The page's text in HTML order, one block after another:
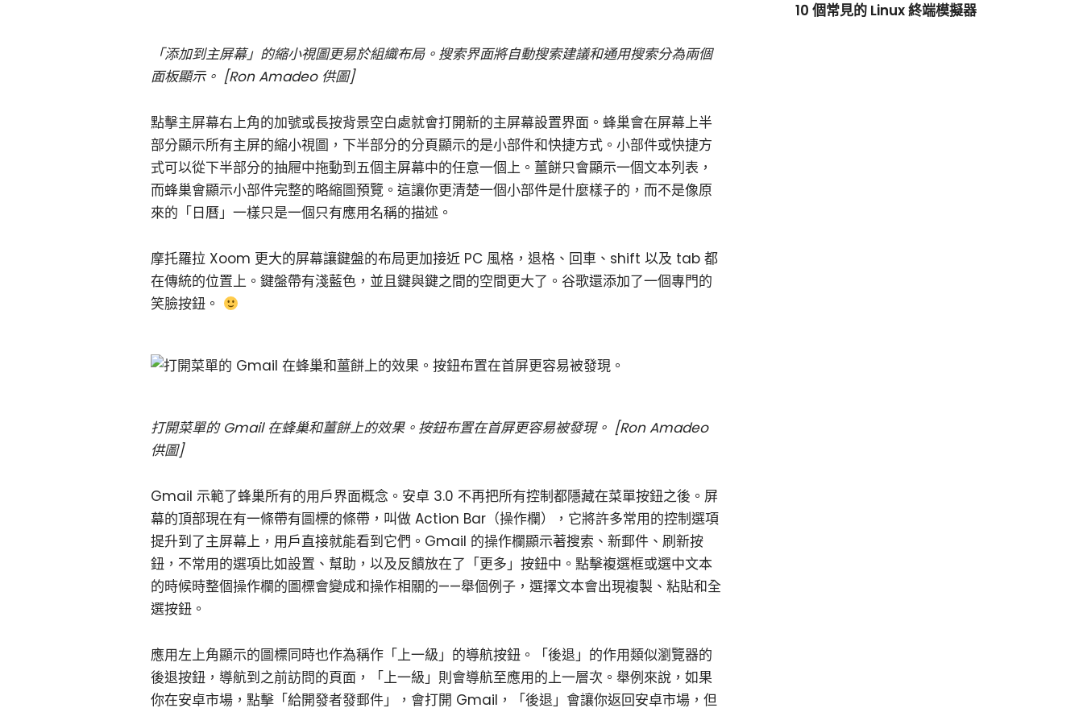
「添加到主屏幕」的縮小視圖更易於組織布局。搜索界面將自動搜索建議和通用搜索分為兩個
面板顯示。 [Ron Amadeo 供圖]
點擊主屏幕右上角的加號或長按背景空白處就會打開新的主屏幕設置界面。蜂巢會在屏幕上半
部分顯示所有主屏的縮小視圖，下半部分的分頁顯示的是小部件和快捷方式。小部件或快捷方
式可以從下半部分的抽屜中拖動到五個主屏幕中的任意一個上。薑餅只會顯示一個文本列表，
而蜂巢會顯示小部件完整的略縮圖預覽。這讓你更清楚一個小部件是什麼樣子的，而不是像原
來的「日曆」一樣只是一個只有應用名稱的描述。
摩托羅拉 Xoom 更大的屏幕讓鍵盤的布局更加接近 PC 風格，退格、回車、shift 以及 tab 都
在傳統的位置上。鍵盤帶有淺藍色，並且鍵與鍵之間的空間更大了。谷歌還添加了一個專門的
笑臉按鈕。
打開菜單的 Gmail 在蜂巢和薑餅上的效果。按鈕布置在首屏更容易被發現。 [Ron Amadeo
供圖]
Gmail 示範了蜂巢所有的用戶界面概念。安卓 3.0 不再把所有控制都隱藏在菜單按鈕之後。屏
幕的頂部現在有一條帶有圖標的條帶，叫做 Action Bar（操作欄），它將許多常用的控制選項
提升到了主屏幕上，用戶直接就能看到它們。Gmail 的操作欄顯示著搜索、新郵件、刷新按
鈕，不常用的選項比如設置、幫助，以及反饋放在了「更多」按鈕中。點擊複選框或選中文本
的時候時整個操作欄的圖標會變成和操作相關的——舉個例子，選擇文本會出現複製、粘貼和全
選按鈕。
應用左上角顯示的圖標同時也作為稱作「上一級」的導航按鈕。「後退」的作用類似瀏覽器的
後退按鈕，導航到之前訪問的頁面，「上一級」則會導航至應用的上一層次。舉例來說，如果
你在安卓市場，點擊「給開發者發郵件」，會打開 Gmail，「後退」會讓你返回安卓市場，但
10 個常見的 Linux 終端模擬器